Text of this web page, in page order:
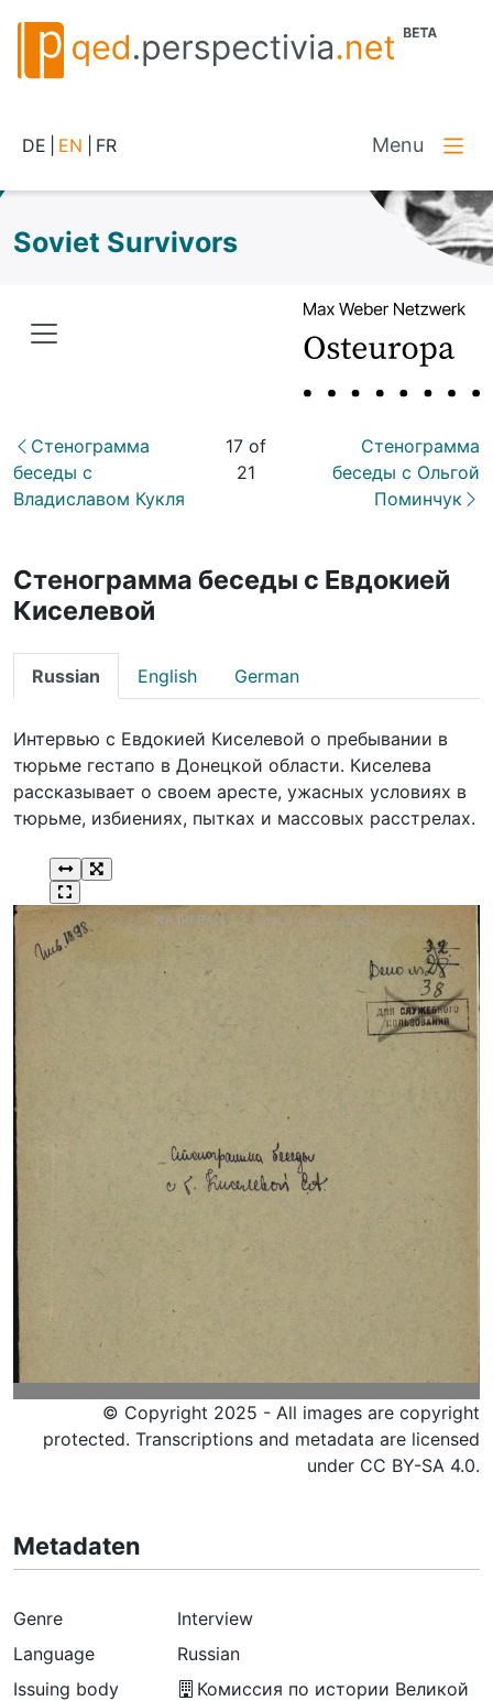
DE EN FR Menu
Soviet Survivors
Стенограмма
беседы с
Владиславом Кукля
17 of
21
Стенограмма
беседы с Ольгой
Поминчук
Стенограмма беседы с Евдокией
Киселевой
Russian English German
Интервью с Евдокией Киселевой о пребывании в
тюрьме гестапо в Донецкой области. Киселева
рассказывает о своем аресте, ужасных условиях в
тюрьме, избиениях, пытках и массовых расстрелах.
© Copyright 2025 - All images are copyright
protected. Transcriptions and metadata are licensed
under CC BY-SA 4.0.
Metadaten
Genre
Interview
Language
Russian
Issuing body
Комиссия по истории Великой